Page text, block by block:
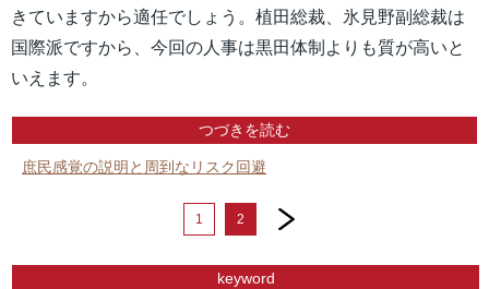
きていますから適任でしょう。植田総裁、氷見野副総裁は
国際派ですから、今回の人事は黒田体制よりも質が高いと
いえます。
つづきを読む
庶民感覚の説明と周到なリスク回避
1 2
next
keyword